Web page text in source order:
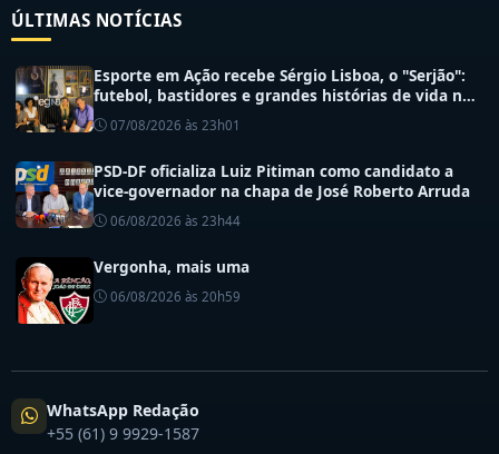
ÚLTIMAS NOTÍCIAS
Esporte em Ação recebe Sérgio Lisboa, o "Serjão":
futebol, bastidores e grandes histórias de vida no
07/08/2026 às 23h01
PSD-DF oficializa Luiz Pitiman como candidato a
vice-governador na chapa de José Roberto Arruda
06/08/2026 às 23h44
Vergonha, mais uma
06/08/2026 às 20h59
WhatsApp Redação
+55 (61) 9 9929-1587